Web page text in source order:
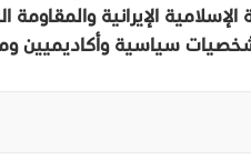
الإيرانية والمقاومة
سياسية